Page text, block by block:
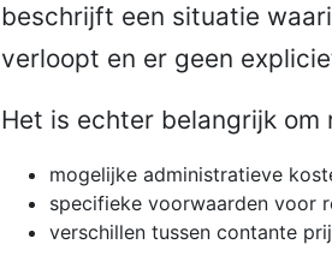
beschrijft een situatie
verloopt en er geen
Het is echter belangrijk om
mogelijke administratieve
specifieke voorwaarden voor
verschillen tussen contante